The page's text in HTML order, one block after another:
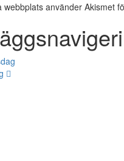
webbplats använder Akismet